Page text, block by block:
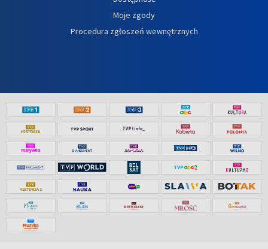
Moje zgody
Procedura zgłoszeń wewnętrznych